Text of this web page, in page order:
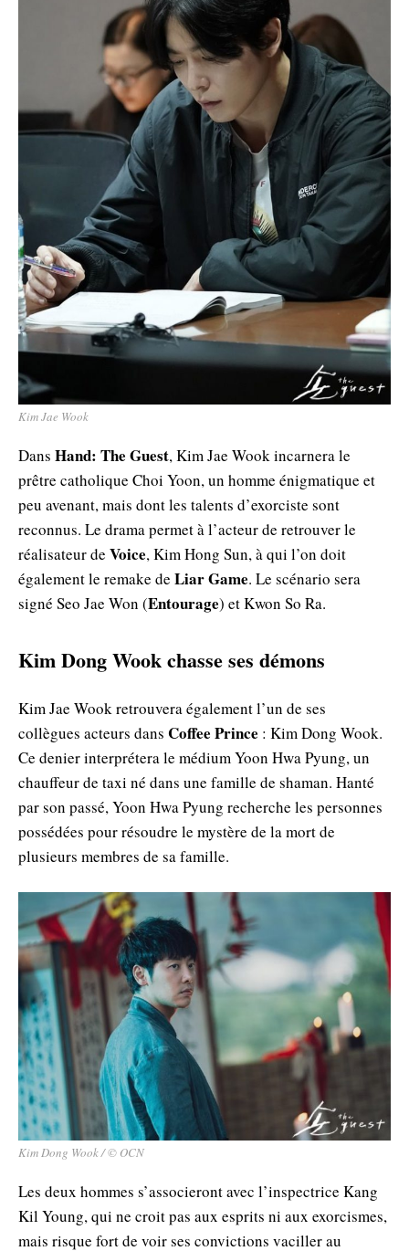
Kim Jae Wook
Dans Hand: The Guest, Kim Jae Wook incarnera le
prêtre catholique Choi Yoon, un homme énigmatique et
peu avenant, mais dont les talents d’exorciste sont
reconnus. Le drama permet à l’acteur de retrouver le
réalisateur de Voice, Kim Hong Sun, à qui l’on doit
également le remake de Liar Game. Le scénario sera
signé Seo Jae Won (Entourage) et Kwon So Ra.
Kim Dong Wook chasse ses démons
Kim Jae Wook retrouvera également l’un de ses
collègues acteurs dans Coffee Prince : Kim Dong Wook.
Ce denier interprétera le médium Yoon Hwa Pyung, un
chauffeur de taxi né dans une famille de shaman. Hanté
par son passé, Yoon Hwa Pyung recherche les personnes
possédées pour résoudre le mystère de la mort de
plusieurs membres de sa famille.
Kim Dong Wook / © OCN
Les deux hommes s’associeront avec l’inspectrice Kang
Kil Young, qui ne croit pas aux esprits ni aux exorcismes,
mais risque fort de voir ses convictions vaciller au